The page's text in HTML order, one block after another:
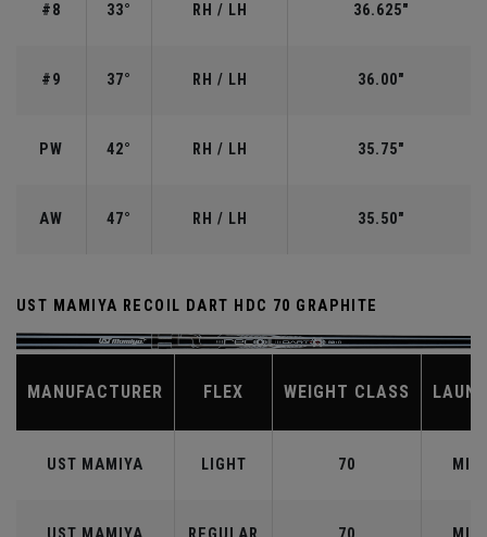
#8 33° RH / LH 36.625"
#9 37° RH / LH 36.00"
PW 42° RH / LH 35.75"
AW 47° RH / LH 35.50"
UST MAMIYA RECOIL DART HDC 70 GRAPHITE
MANUFACTURER FLEX WEIGHT CLASS
UST MAMIYA LIGHT 70 MID